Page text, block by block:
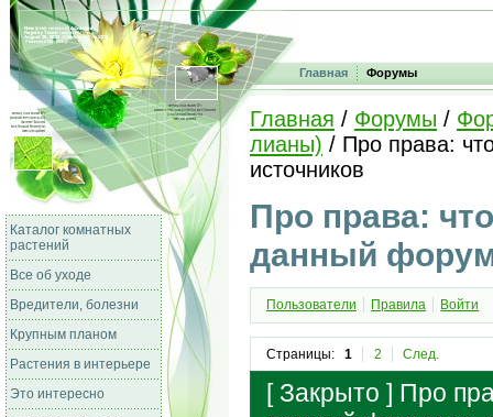
Главная Форумы
Каталог комнатных
растений
Все об уходе
Вредители, болезни
Крупным планом
Растения в интерьере
Это интересно
Главная / Форумы /
лианы) / Про права:
источников
Про права:
данный форум
Пользователи Правила Войти
Страницы: 1 2 След.
[ Закрыто ] Про